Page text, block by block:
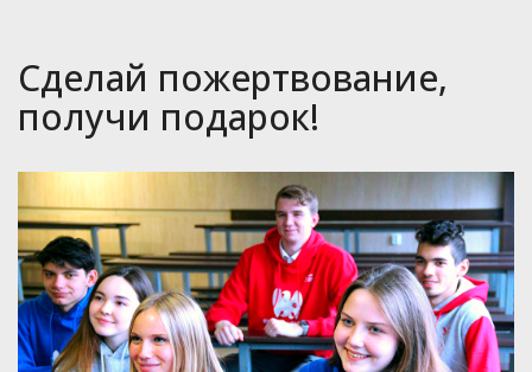
Сделай пожертвование,
получи подарок!